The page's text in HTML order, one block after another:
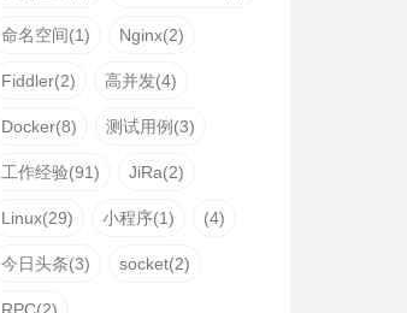
命名空间(1) Nginx(2)
Fiddler(2) 高并发(4)
Docker(8) 测试用例(3)
工作经验(91) JiRa(2)
Linux(29) 小程序(1) (4)
今日头条(3) socket(2)